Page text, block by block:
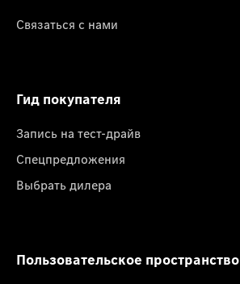
Связаться с нами
Гид покупателя
Запись на тест-драйв
Спецпредложения
Выбрать дилера
Пользовательское пространство